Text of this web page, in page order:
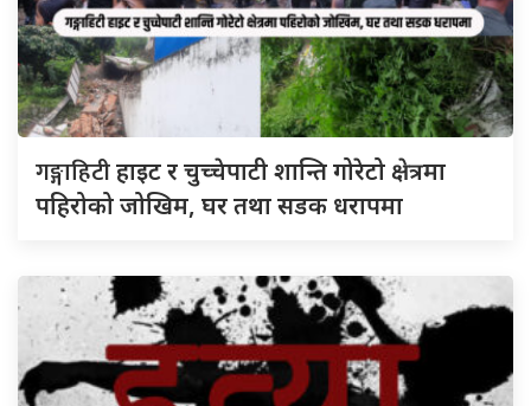
गङ्गाहिटीहाइट र चुच्चेपाटी शान्ति गोरेटो क्षेत्रमा
पहिरोको जोखिम, घर तथा सडक धरापमा